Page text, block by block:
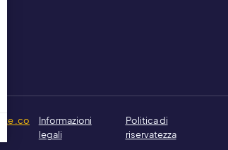
.co
Informazioni
legali
Politica di
riservatezza